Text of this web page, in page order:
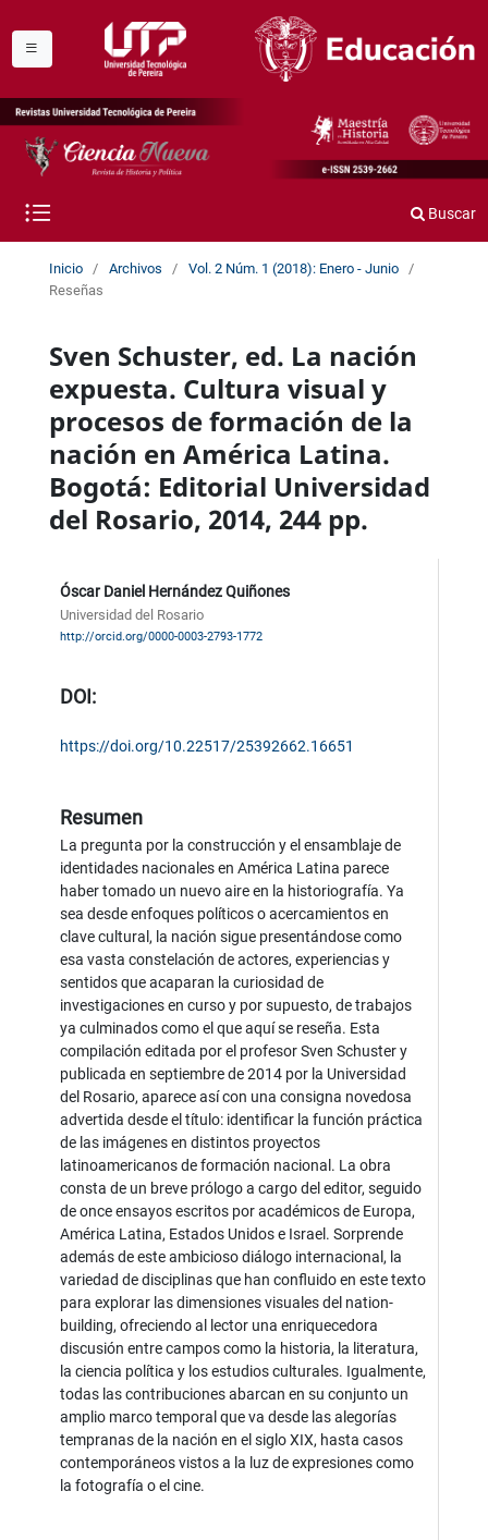
Buscar
Inicio / Archivos / Vol. 2 Núm. 1 (2018): Enero - Junio
/
Reseñas
Sven Schuster, ed. La nación
expuesta. Cultura visual y
procesos de formación de la
nación en América Latina.
Bogotá: Editorial Universidad
del Rosario, 2014, 244 pp.
Óscar Daniel Hernández Quiñones
Universidad del Rosario
http://orcid.org/0000-0003-2793-1772
DOI:
https://doi.org/10.22517/25392662.16651
Resumen
La pregunta por la construcción y el ensamblaje de
identidades nacionales en América Latina parece
haber tomado un nuevo aire en la historiografía. Ya
sea desde enfoques políticos o acercamientos en
clave cultural, la nación sigue presentándose como
esa vasta constelación de actores, experiencias y
sentidos que acaparan la curiosidad de
investigaciones en curso y por supuesto, de trabajos
ya culminados como el que aquí se reseña. Esta
compilación editada por el profesor Sven Schuster y
publicada en septiembre de 2014 por la Universidad
del Rosario, aparece así con una consigna novedosa
advertida desde el título: identificar la función práctica
de las imágenes en distintos proyectos
latinoamericanos de formación nacional. La obra
consta de un breve prólogo a cargo del editor, seguido
de once ensayos escritos por académicos de Europa,
América Latina, Estados Unidos e Israel. Sorprende
además de este ambicioso diálogo internacional, la
variedad de disciplinas que han confluido en este texto
para explorar las dimensiones visuales del nation-
building, ofreciendo al lector una enriquecedora
discusión entre campos como la historia, la literatura,
la ciencia política y los estudios culturales. Igualmente,
todas las contribuciones abarcan en su conjunto un
amplio marco temporal que va desde las alegorías
tempranas de la nación en el siglo XIX, hasta casos
contemporáneos vistos a la luz de expresiones como
la fotografía o el cine.